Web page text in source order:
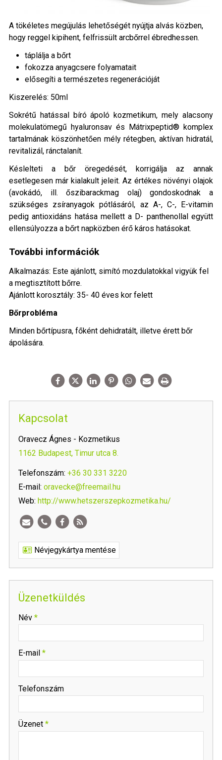
A tökéletes megújulás lehetőségét nyújtja alvás közben,
hogy reggel kipihent, felfrissült arcbőrrel ébredhessen.
táplálja a bőrt
fokozza anyagcsere folyamatait
elősegíti a természetes regenerációját
Kiszerelés: 50ml
Sokrétű hatással bíró ápoló kozmetikum, mely alacsony
molekulatömegű hyaluronsav és Mátrixpeptid® komplex
tartalmának köszönhetően mély rétegben, aktívan hidratál,
revitalizál, ránctalanít.
Késlelteti a bőr öregedését, korrigálja az annak
esetlegesen már kialakult jeleit. Az értékes növényi olajok
(avokádó, ill. őszibarackmag olaj) gondoskodnak a
szükséges zsíranyagok pótlásáról, az A-, C-, E-vitamin
pedig antioxidáns hatása mellett a D- panthenollal együtt
ellensúlyozza a bőrt napközben érő káros hatásokat.
További információk
Alkalmazás: Este ajánlott, simító mozdulatokkal vigyük fel
a megtisztított bőrre.
Ajánlott korosztály: 35- 40 éves kor felett
Bőrprobléma
Minden bőrtípusra, főként dehidratált, illetve érett bőr
ápolására.
Kapcsolat
Oravecz Ágnes - Kozmetikus
1162 Budapest, Timur utca 8.
Telefonszám: +36 30 331 3220
E-mail: oravecke@freemail.hu
Web: http://www.hetszerszepkozmetika.hu/
Névjegykártya mentése
Üzenetküldés
-
Név *
E-mail *
Telefonszám
Üzenet *